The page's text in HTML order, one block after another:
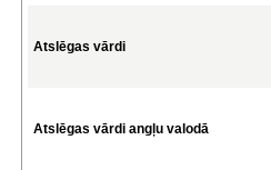
Atslēgas vārdi
Atslēgas vārdi angļu valodā